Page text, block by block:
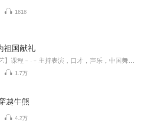
1818
祖国献礼
1.7万
越牛熊
4.2万